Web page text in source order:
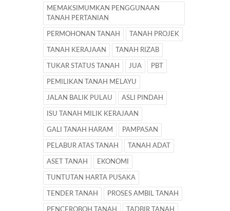
MEMAKSIMUMKAN PENGGUNAAN
TANAH PERTANIAN
PERMOHONAN TANAH TANAH PROJEK
TANAH KERAJAAN TANAH RIZAB
TUKAR STATUS TANAH JUA PBT
PEMILIKAN TANAH MELAYU
JALAN BALIK PULAU ASLI PINDAH
ISU TANAH MILIK KERAJAAN
GALI TANAH HARAM PAMPASAN
PELABUR ATAS TANAH TANAH ADAT
ASET TANAH EKONOMI
TUNTUTAN HARTA PUSAKA
TENDER TANAH PROSES AMBIL TANAH
PENCEROBOH TANAH TADBIR TANAH